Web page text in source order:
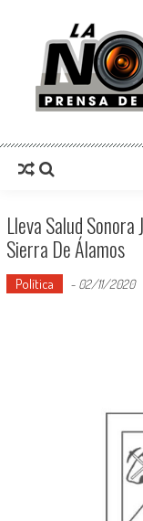
La Nota
Lleva Salud
Sierra De Álamos
Política - 02/11/2020